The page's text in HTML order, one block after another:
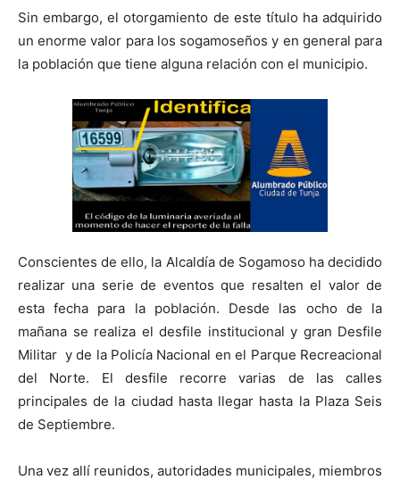
Sin embargo, el otorgamiento de este título ha adquirido
un enorme valor para los sogamoseños y en general para
la población que tiene alguna relación con el municipio.
Conscientes de ello, la Alcaldía de Sogamoso ha decidido
realizar una serie de eventos que resalten el valor de
esta fecha para la población. Desde las ocho de la
mañana se realiza el desfile institucional y gran Desfile
Militar y de la Policía Nacional en el Parque Recreacional
del Norte. El desfile recorre varias de las calles
principales de la ciudad hasta llegar hasta la Plaza Seis
de Septiembre.
Una vez allí reunidos, autoridades municipales, miembros